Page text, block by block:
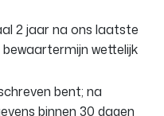
2 jaar na ons laatste
wettelijk
bent; na
binnen 30 dagen